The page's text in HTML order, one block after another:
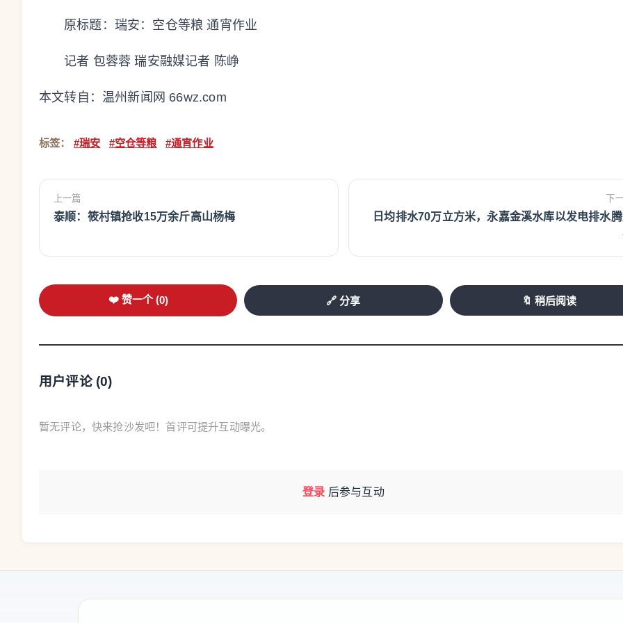
原标题： 瑞安：空仓等粮 通宵作业
记者 包蓉蓉 瑞安融媒记者 陈峥
本文转自： 温州新闻网 66wz.com
标签： #瑞安 #空仓等粮 #通宵作业
上一篇
泰顺：筱村镇抢收15万余斤高山杨梅
下
日均排水70万立方米，永嘉金溪水库以发电排水
❤️ 赞一个 (0) 🔗 分享 🔖 稍后阅读
用户评论 (0)
暂无评论，快来抢沙发吧！首评可提升互动曝光。
登录 后参与互动